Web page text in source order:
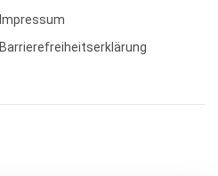
Impressum
Barrierefreiheitserklärung